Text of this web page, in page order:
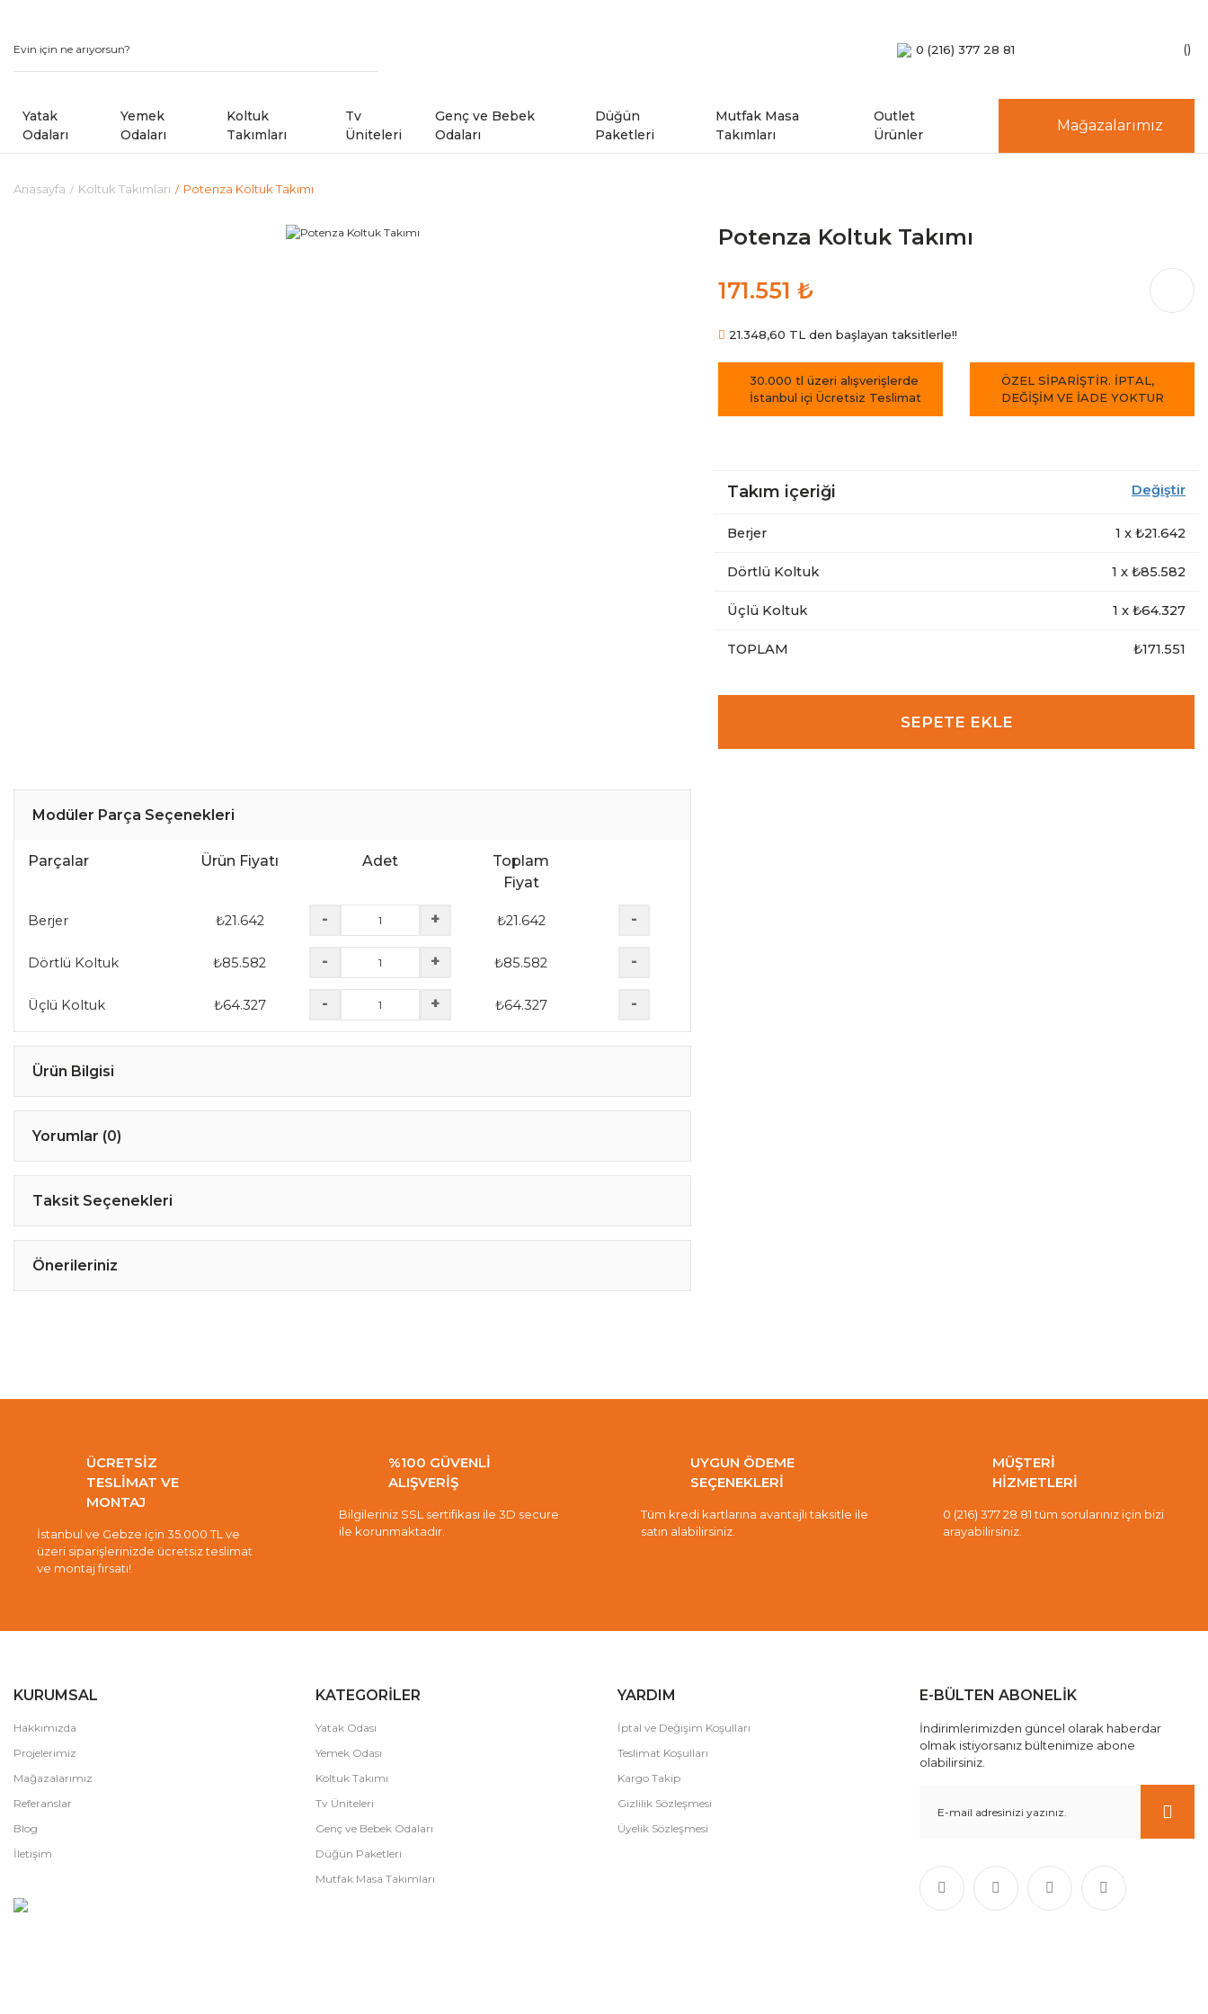
0 (216) 377 28 81
Yatak
Odaları
Yemek
Odaları
Koltuk
Takımları
Tv
Üniteleri
Genç ve Bebek
Odaları
Düğün
Paketleri
Mutfak Masa
Takımları
Outlet
Ürünler
Mağazalarımız
Anasayfa Koltuk Takımları Potenza Koltuk Takımı
Potenza Koltuk Takımı
171.551 ₺
21.348,60 TL den başlayan taksitlerle!!
30.000 tl üzeri alışverişlerde
İstanbul içi Ücretsiz Teslimat
ÖZEL SİPARİŞTİR. İPTAL,
DEĞİŞİM VE İADE YOKTUR
Takım içeriği Değiştir
Berjer 1 x ₺21.642
Dörtlü Koltuk 1 x ₺85.582
Üçlü Koltuk 1 x ₺64.327
TOPLAM ₺171.551
SEPETE EKLE
Modüler Parça Seçenekleri
Parçalar Ürün Fiyatı Adet
Toplam
Fiyat
Berjer ₺21.642 - + ₺21.642 -
Dörtlü Koltuk ₺85.582 - + ₺85.582 -
Üçlü Koltuk ₺64.327 - + ₺64.327 -
Ürün Bilgisi
Yorumlar (0)
Taksit Seçenekleri
Önerileriniz
ÜCRETSİZ
TESLİMAT VE
MONTAJ
İstanbul ve Gebze için 35.000 TL ve
üzeri siparişlerinizde ücretsiz teslimat
ve montaj fırsatı!
%100 GÜVENLİ
ALIŞVERİŞ
Bilgileriniz SSL sertifikası ile 3D secure
ile korunmaktadır.
UYGUN ÖDEME
SEÇENEKLERİ
Tüm kredi kartlarına avantajlı taksitle ile
satın alabilirsiniz.
MÜŞTERİ
HİZMETLERİ
0 (216) 377 28 81 tüm sorularınız için bizi
arayabilirsiniz.
KURUMSAL
Hakkımızda
Projelerimiz
Mağazalarımız
Referanslar
Blog
İletişim
KATEGORİLER
Yatak Odası
Yemek Odası
Koltuk Takımı
Tv Üniteleri
Genç ve Bebek Odaları
Düğün Paketleri
Mutfak Masa Takımları
YARDIM
İptal ve Değişim Koşulları
Teslimat Koşulları
Kargo Takip
Gizlilik Sözleşmesi
Üyelik Sözleşmesi
E-BÜLTEN ABONELİK
İndirimlerimizden güncel olarak haberdar
olmak istiyorsanız bültenimize abone
olabilirsiniz.